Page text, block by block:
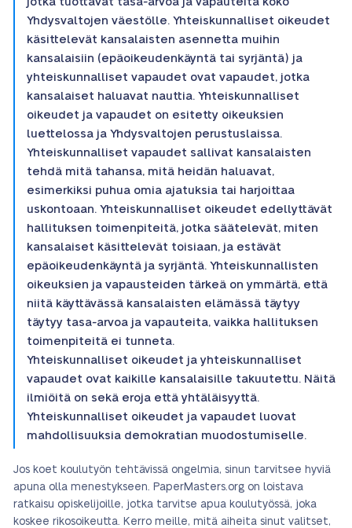
Yhdysvaltojen väestölle. Yhteiskunnalliset oikeudet
käsittelevät kansalaisten asennetta muihin
kansalaisiin (epäoikeudenkäyntä tai syrjäntä) ja
yhteiskunnalliset vapaudet ovat vapaudet, jotka
kansalaiset haluavat nauttia. Yhteiskunnalliset
oikeudet ja vapaudet on esitetty oikeuksien
luettelossa ja Yhdysvaltojen perustuslaissa.
Yhteiskunnalliset vapaudet sallivat kansalaisten
tehdä mitä tahansa, mitä heidän haluavat,
esimerkiksi puhua omia ajatuksia tai harjoittaa
uskontoaan. Yhteiskunnalliset oikeudet edellyttävät
hallituksen toimenpiteitä, jotka säätelevät, miten
kansalaiset käsittelevät toisiaan, ja estävät
epäoikeudenkäyntä ja syrjäntä. Yhteiskunnallisten
oikeuksien ja vapausteiden tärkeä on ymmärtä, että
niitä käyttävässä kansalaisten elämässä täytyy
täytyy tasa-arvoa ja vapauteita, vaikka hallituksen
toimenpiteitä ei tunneta.
Yhteiskunnalliset oikeudet ja yhteiskunnalliset
vapaudet ovat kaikille kansalaisille takuutettu. Näitä
ilmiöitä on sekä eroja että yhtäläisyyttä.
Yhteiskunnalliset oikeudet ja vapaudet luovat
mahdollisuuksia demokratian muodostumiselle.
Jos koet koulutyön tehtävissä ongelmia, sinun tarvitsee hyviä
apuna olla menestykseen. PaperMasters.org on loistava
ratkaisu opiskelijoille, jotka tarvitse apua koulutyössä, joka
koskee rikosoikeutta. Kerro meille, mitä aiheita sinut valitset,